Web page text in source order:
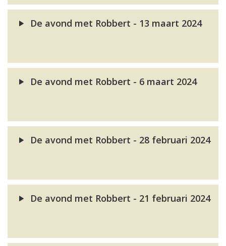
De avond met Robbert - 13 maart 2024
De avond met Robbert - 6 maart 2024
De avond met Robbert - 28 februari 2024
De avond met Robbert - 21 februari 2024